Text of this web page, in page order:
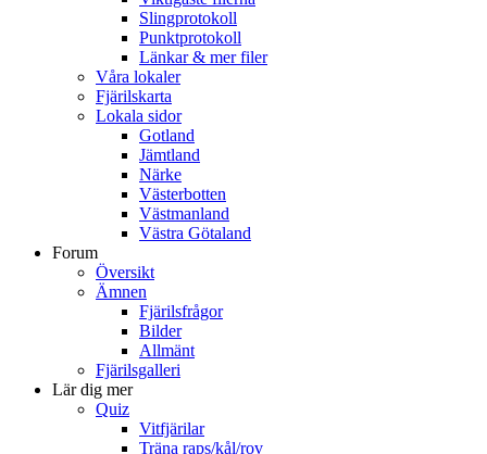
Slingprotokoll
Punktprotokoll
Länkar & mer filer
Våra lokaler
Fjärilskarta
Lokala sidor
Gotland
Jämtland
Närke
Västerbotten
Västmanland
Västra Götaland
Forum
Översikt
Ämnen
Fjärilsfrågor
Bilder
Allmänt
Fjärilsgalleri
Lär dig mer
Quiz
Vitfjärilar
Träna raps/kål/rov